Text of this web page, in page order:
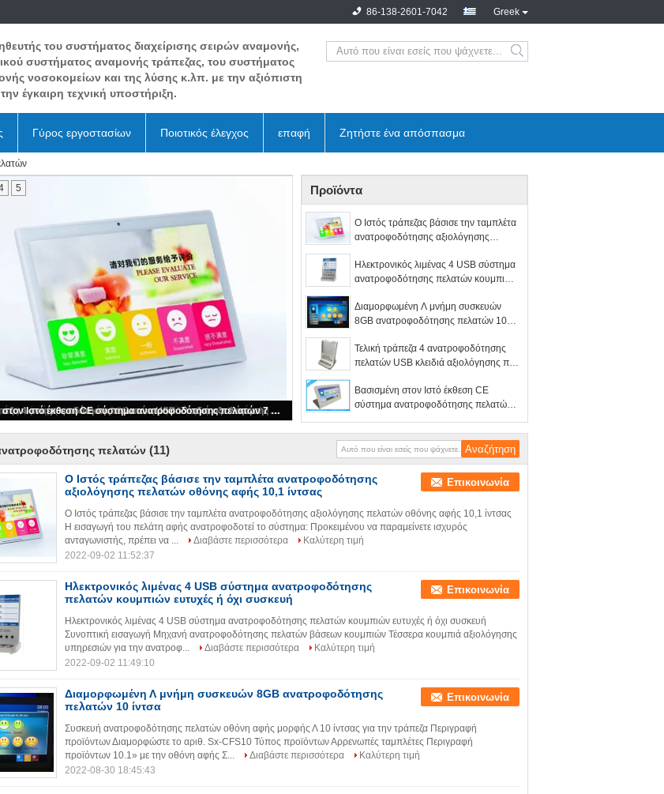
Greek
86-138-2601-7042
του συστήματος διαχείρισης σειρών αναμονής,
συστήματος αναμονής τράπεζας, του συστήματος
νοσοκομείων και της λύσης κ.λπ. με την αξιόπιστη
έγκαιρη τεχνική υποστήριξη.
Γύρος εργοστασίων Ποιοτικός έλεγχος επαφή Ζητήστε ένα απόσπασμα
Ο Ιστός τράπεζας βάσισε την ταμπλέτα ανατροφοδότησης αξιολόγησης πελατών οθόνης αφής 10,1 ίντσας
4 5 Προϊόντα
Ο Ιστός τράπεζας βάσισε την ταμπλέτα
ανατροφοδότησης αξιολόγησης
Ηλεκτρονικός λιμένας 4 USB σύστημα
ανατροφοδότησης πελατών κουμπιών
Διαμορφωμένη Λ μνήμη συσκευών
8GB ανατροφοδότησης πελατών 10
Τελική τράπεζα 4 ανατροφοδότησης
πελατών USB κλειδιά αξιολόγησης που
Βασισμένη στον Ιστό έκθεση CE
σύστημα ανατροφοδότησης πελατών 7
πελατών (11)
Ο Ιστός τράπεζας βάσισε την ταμπλέτα ανατροφοδότησης
αξιολόγησης πελατών οθόνης αφής 10,1 ίντσας
Επικοινωνία
Ο Ιστός τράπεζας βάσισε την ταμπλέτα ανατροφοδότησης αξιολόγησης πελατών οθόνης αφής 10,1 ίντσας
Η εισαγωγή του πελάτη αφής ανατροφοδοτεί το σύστημα: Προκειμένου να παραμείνετε ισχυρός
ανταγωνιστής, πρέπει να ...
Διαβάστε περισσότερα
Καλύτερη τιμή
2022-09-02 11:52:37
Ηλεκτρονικός λιμένας 4 USB σύστημα ανατροφοδότησης
πελατών κουμπιών ευτυχές ή όχι συσκευή
Επικοινωνία
Ηλεκτρονικός λιμένας 4 USB σύστημα ανατροφοδότησης πελατών κουμπιών ευτυχές ή όχι συσκευή
Συνοπτική εισαγωγή Μηχανή ανατροφοδότησης πελατών βάσεων κουμπιών Τέσσερα κουμπιά αξιολόγησης
υπηρεσιών για την ανατροφ...
Διαβάστε περισσότερα
Καλύτερη τιμή
2022-09-02 11:49:10
Διαμορφωμένη Λ μνήμη συσκευών 8GB ανατροφοδότησης
πελατών 10 ίντσα
Επικοινωνία
Συσκευή ανατροφοδότησης πελατών οθόνη αφής μορφής Λ 10 ίντσας για την τράπεζα Περιγραφή
προϊόντων Διαμορφώστε το αριθ. Sx-CFS10 Τύπος προϊόντων Αρρενωπές ταμπλέτες Περιγραφή
προϊόντων 10.1» με την οθόνη αφής Σ...
Διαβάστε περισσότερα
Καλύτερη τιμή
2022-08-30 18:45:43